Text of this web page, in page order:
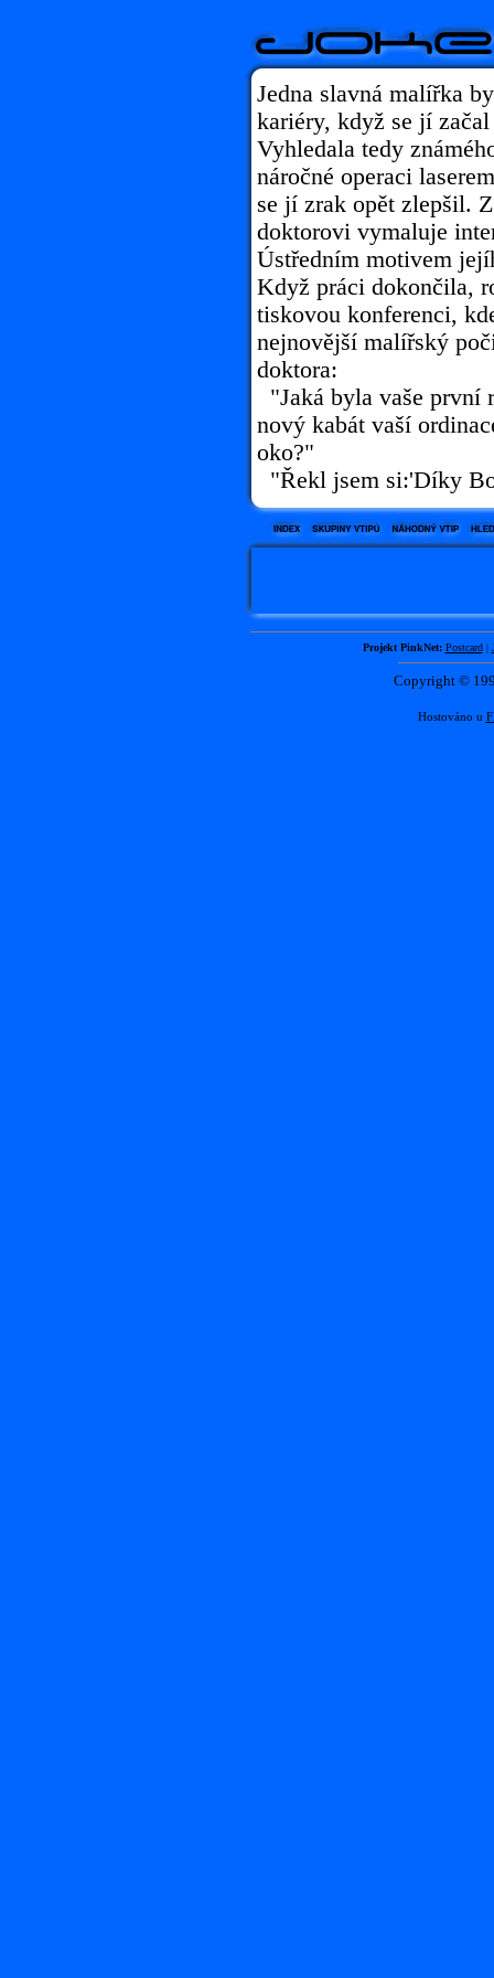
Jedna slavná malířka
kariéry, když se jí
Vyhledala tedy
náročné operaci
se jí zrak opět zlepšil.
doktorovi vymaluje
Ústředním motivem
Když práci dokončila,
tiskovou konferenci,
nejnovější malířský
doktora:
"Jaká byla vaše první
nový kabát vaší
oko?"
"Řekl jsem si:'Díky
Projekt PinkNet: Postcard|
Copyright ©
Hostováno u